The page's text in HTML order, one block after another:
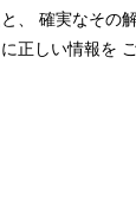
、 確実なその
正しい情報を